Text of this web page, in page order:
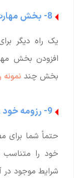
8- بخش مهارت ها را به رزومه خود اضافه کنید.
یک راه دیگر
افزودن بخش
بخش چند نمونه
9- رزومه خود را هماهنگ با فرصت شغلی بنویسید.
حتماً شما برای
خود را
شرایط موجود در